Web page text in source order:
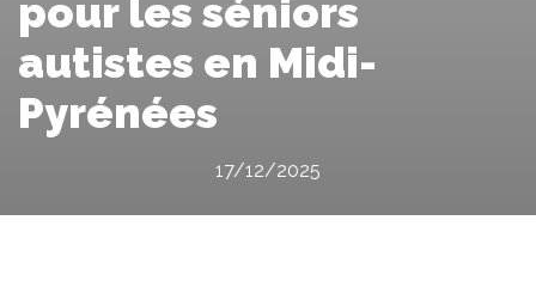
pour les séniors
autistes en Midi-
Pyrénées
17/12/2025